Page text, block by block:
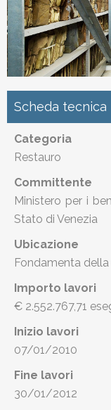
Scheda tecnica
Categoria
Restauro
Committente
Ministero per i
Stato di Venezia
Ubicazione
Fondamenta della
Importo lavori
€ 2.552.767,71
Inizio lavori
07/01/2010
Fine lavori
30/01/2012